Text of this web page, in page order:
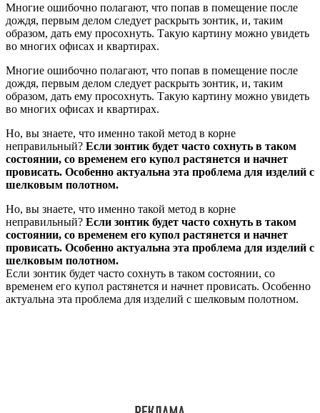
Многие ошибочно полагают, что попав в помещение после
дождя, первым делом следует раскрыть зонтик, и, таким
образом, дать ему просохнуть. Такую картину можно увидеть
во многих офисах и квартирах.
Многие ошибочно полагают, что попав в помещение после
дождя, первым делом следует раскрыть зонтик, и, таким
образом, дать ему просохнуть. Такую картину можно увидеть
во многих офисах и квартирах.
Но, вы знаете, что именно такой метод в корне
неправильный? Если зонтик будет часто сохнуть в таком
состоянии, со временем его купол растянется и начнет
провисать. Особенно актуальна эта проблема для изделий с
шелковым полотном.
Но, вы знаете, что именно такой метод в корне
неправильный? Если зонтик будет часто сохнуть в таком
состоянии, со временем его купол растянется и начнет
провисать. Особенно актуальна эта проблема для изделий с
шелковым полотном.
Если зонтик будет часто сохнуть в таком состоянии, со
временем его купол растянется и начнет провисать. Особенно
актуальна эта проблема для изделий с шелковым полотном.